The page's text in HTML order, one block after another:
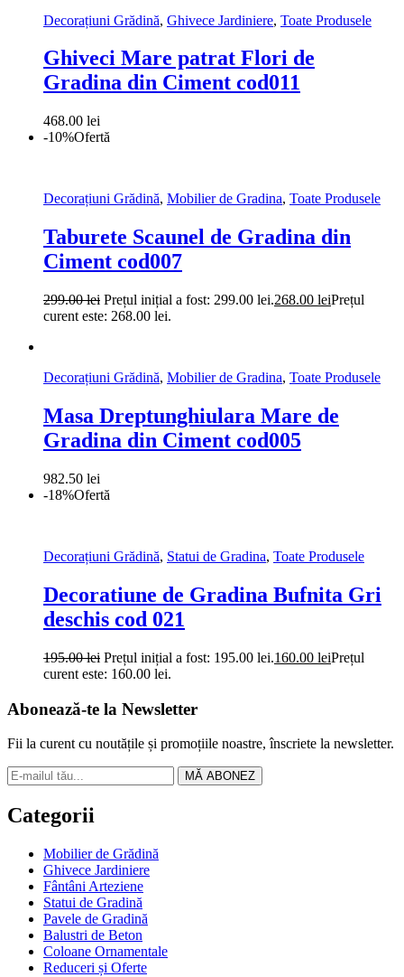
Decorațiuni Grădină, Ghivece Jardiniere, Toate Produsele
Ghiveci Mare patrat Flori de
Gradina din Ciment cod011
468.00 lei
-10%Ofertă
Decorațiuni Grădină, Mobilier de Gradina, Toate Produsele
Taburete Scaunel de Gradina din
Ciment cod007
299.00lei Prețul inițial a fost: 299.00 lei.268.00 leiPrețul
curent este: 268.00 lei.
Decorațiuni Grădină, Mobilier de Gradina, Toate Produsele
Masa Dreptunghiulara Mare de
Gradina din Ciment cod005
982.50 lei
-18%Ofertă
Decorațiuni Grădină, Statui de Gradina, Toate Produsele
Decoratiune de Gradina Bufnita Gri
deschis cod 021
195.00lei Prețul inițial a fost: 195.00 lei.160.00 leiPrețul
curent este: 160.00 lei.
Abonează-te la Newsletter
Fii la curent cu noutățile și promoțiile noastre, înscriete la newsletter.
MĂ ABONEZ
Categorii
Mobilier de Grădină
Ghivece Jardiniere
Fântâni Arteziene
Statui de Gradină
Pavele de Gradină
Balustri de Beton
Coloane Ornamentale
Reduceri și Oferte